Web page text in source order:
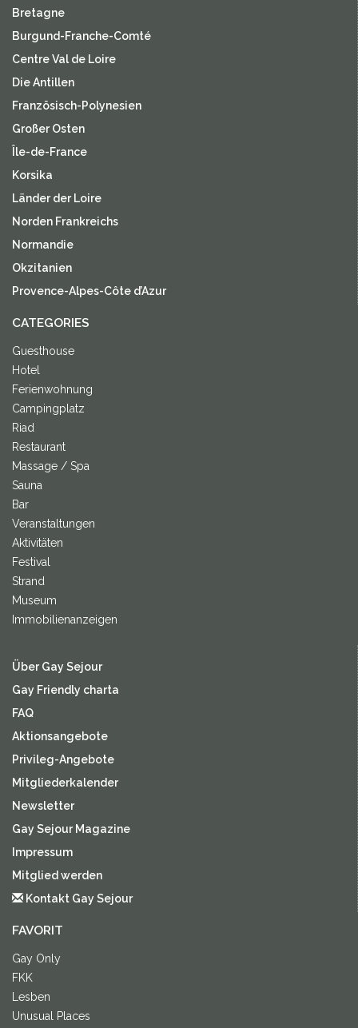
Bretagne
Burgund-Franche-Comté
Centre Val de Loire
Die Antillen
Französisch-Polynesien
Großer Osten
Île-de-France
Korsika
Länder der Loire
Norden Frankreichs
Normandie
Okzitanien
Provence-Alpes-Côte d’Azur
CATEGORIES
Guesthouse
Hotel
Ferienwohnung
Campingplatz
Riad
Restaurant
Massage / Spa
Sauna
Bar
Veranstaltungen
Aktivitäten
Festival
Strand
Museum
Immobilienanzeigen
Über Gay Sejour
Gay Friendly charta
FAQ
Aktionsangebote
Privileg-Angebote
Mitgliederkalender
Newsletter
Gay Sejour Magazine
Impressum
Mitglied werden
Kontakt Gay Sejour
FAVORIT
Gay Only
FKK
Lesben
Unusual Places